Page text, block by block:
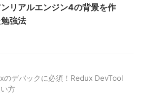
リアルエンジン4の背景を作
強法
のデバックに必須！Redux DevTool
方